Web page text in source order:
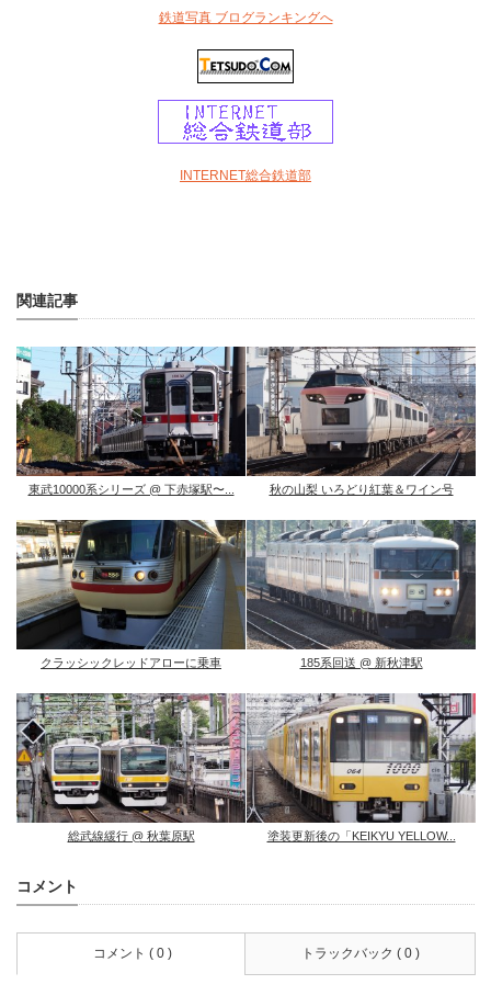
鉄道写真 ブログランキングへ
INTERNET総合鉄道部
関連記事
東武10000系シリーズ @ 下赤塚駅〜... 秋の山梨 いろどり紅葉＆ワイン号
クラッシックレッドアローに乗車 185系回送 @ 新秋津駅
総武線緩行 @ 秋葉原駅 塗装更新後の「KEIKYU YELLOW...
コメント
コメント ( 0 ) トラックバック ( 0 )